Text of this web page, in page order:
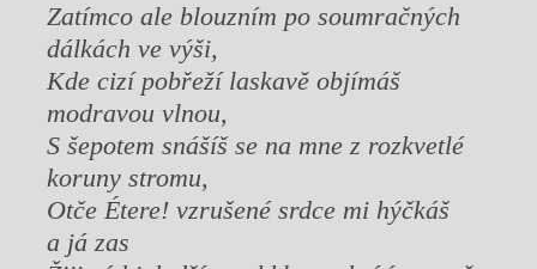
Zatímco ale blouzním po soumračných
dálkách ve výši,
Kde cizí pobřeží laskavě objímáš
modravou vlnou,
S šepotem snášíš se na mne z rozkvetlé
koruny stromu,
Otče Étere! vzrušené srdce mi hýčkáš
a já zas